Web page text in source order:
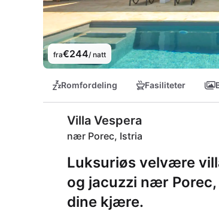
fra€244/ natt
Romfordeling Fasiliteter
Villa Vespera
nær Porec, Istria
Luksuriøs velvære
og jacuzzi nær
dine kjære.